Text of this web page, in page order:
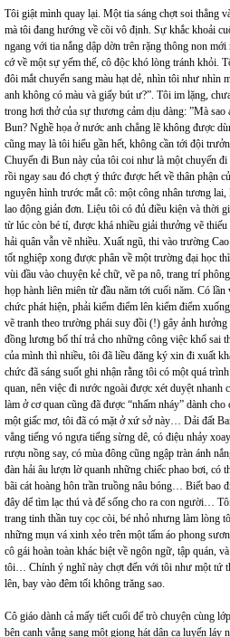
Tôi giật mình quay lại. Một tia sáng chợt soi thẳng
mà tôi đang hướng về cõi vô định. Sự khắc khoải
ngang với tia nắng dập dờn trên rặng thông non
cớ về một sự yếm thế, cô độc khó lòng tránh khỏi.
đôi mắt chuyển sang màu hạt dẻ, nhìn tôi như nhìn
anh không có màu và giấy bút ư?”. Tôi im lặng,
trong hơi thở của sự thương cảm dịu dàng: ”Mà
Bun? Nghề họa ở nước anh chẳng lẽ không được
cũng may là tôi hiểu gần hết, không cần tới đội
Chuyến đi Bun này của tôi coi như là một chuyến
rồi ngay sau đó chợt ý thức được hết về thân phận
nguyên hình trước mắt cô: một công nhân tương
lao động giản đơn. Liệu tôi có đủ điều kiện và thời
từ lúc còn bé tí, được khá nhiều giải thưởng vẽ
hải quân vẫn vẽ nhiều. Xuất ngũ, thi vào trường
tốt nghiệp xong được phân về một trường đại học
vùi đầu vào chuyện kẻ chữ, vẽ pa nô, trang trí
họp hành liên miên từ đầu năm tới cuối năm. Có
chức phát hiện, phải kiểm điểm lên kiểm điểm
vẽ tranh theo trường phái suy đồi (!) gây ảnh
đồng lương bố thí trả cho những công việc khổ sai
của mình thì nhiều, tôi đã liều đăng ký xin đi xuất
chức đã sáng suốt ghi nhận rằng tôi có một quá
quan, nên việc đi nước ngoài được xét duyệt nhanh
làm ở cơ quan cũng đã được “nhấm nháy” dành
một giấc mơ, tôi đã có mặt ở xứ sở này… Dải đất
vẳng tiếng vó ngựa tiếng sừng dê, có điệu nhảy
rượu nồng say, có mùa đông cũng ngập tràn ánh
đàn hải âu lượn lờ quanh những chiếc phao bơi, có
bãi cát hoàng hôn trần truồng nâu bóng… Biết bao
đây dể tìm lạc thú và để sống cho ra con người…
trang tinh thần tuy cọc còi, bé nhỏ nhưng làm lòng
những mụn vá xinh xẻo trên một tấm áo phong
cô gái hoàn toàn khác biệt về ngôn ngữ, tập quán,
tôi… Chính ý nghĩ này chợt đến với tôi như một tứ
lên, bay vào đêm tối không trăng sao.
Cô giáo dành cả mấy tiết cuối để trò chuyện cùng
bên cạnh vẳng sang một giọng hát dân ca luyến láy